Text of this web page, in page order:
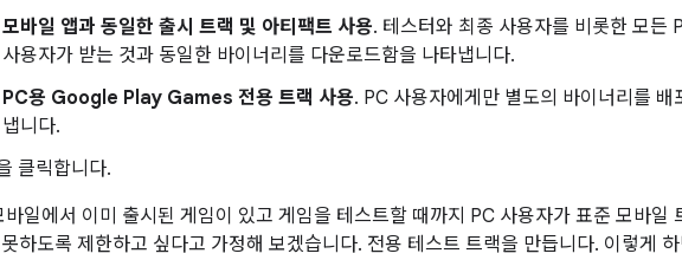
모바일 앱과 동일한 출시 트랙 및 아티팩트 사용. 테스터와 최종 사용자를 비롯한 모든
사용자가 받는 것과 동일한 바이너리를 다운로드함을 나타냅니다.
PC용 Google Play Games 전용 트랙 사용. PC 사용자에게만 별도의 바이너리를 배
냅니다.
클릭합니다.
바일에서 이미 출시된 게임이 있고 게임을 테스트할 때까지 PC 사용자가 표준 모바일
하도록 제한하고 싶다고 가정해 보겠습니다. 전용 테스트 트랙을 만듭니다. 이렇게